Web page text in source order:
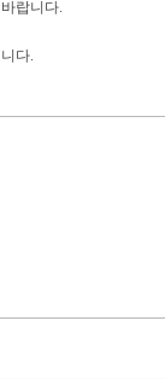
랍니다.
다.